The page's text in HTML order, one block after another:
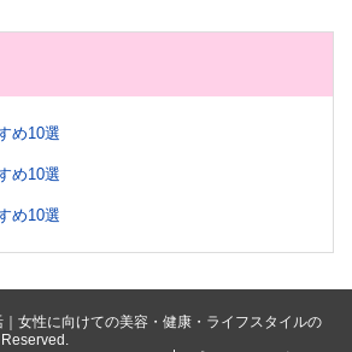
め10選
め10選
め10選
女性に向けての美容・健康・ライフスタイルの